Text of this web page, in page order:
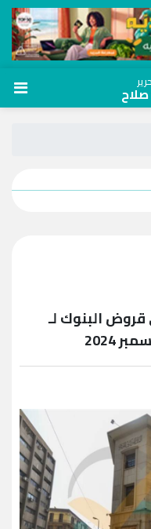
قروض البنوك لـ